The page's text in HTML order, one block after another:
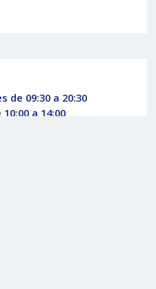
de 09:30 a 20:30
a 14:00